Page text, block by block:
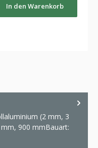
In den Warenkorb
(2 mm, 3
900 mmBauart: